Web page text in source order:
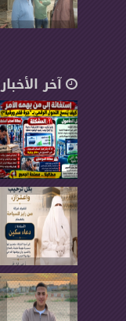
آخر الأخبار